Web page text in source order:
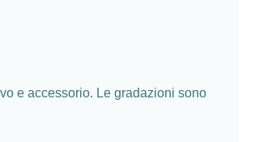
e accessorio. Le gradazioni sono